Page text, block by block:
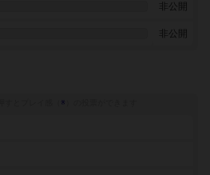
非公開
非公開
※